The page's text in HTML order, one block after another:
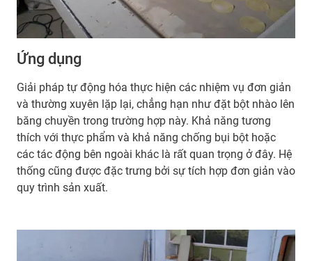
Ứng dụng
Giải pháp tự động hóa thực hiện các nhiệm vụ đơn giản
và thường xuyên lặp lại, chẳng hạn như đặt bột nhào lên
băng chuyền trong trường hợp này. Khả năng tương
thích với thực phẩm và khả năng chống bụi bột hoặc
các tác động bên ngoài khác là rất quan trọng ở đây. Hệ
thống cũng được đặc trưng bởi sự tích hợp đơn giản vào
quy trình sản xuất.